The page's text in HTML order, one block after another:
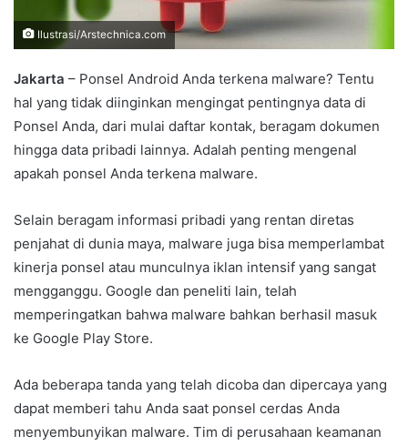
Ilustrasi/Arstechnica.com
Jakarta – Ponsel Android Anda terkena malware? Tentu
hal yang tidak diinginkan mengingat pentingnya data di
Ponsel Anda, dari mulai daftar kontak, beragam dokumen
hingga data pribadi lainnya. Adalah penting mengenal
apakah ponsel Anda terkena malware.
Selain beragam informasi pribadi yang rentan diretas
penjahat di dunia maya, malware juga bisa memperlambat
kinerja ponsel atau munculnya iklan intensif yang sangat
mengganggu. Google dan peneliti lain, telah
memperingatkan bahwa malware bahkan berhasil masuk
ke Google Play Store.
Ada beberapa tanda yang telah dicoba dan dipercaya yang
dapat memberi tahu Anda saat ponsel cerdas Anda
menyembunyikan malware. Tim di perusahaan keamanan